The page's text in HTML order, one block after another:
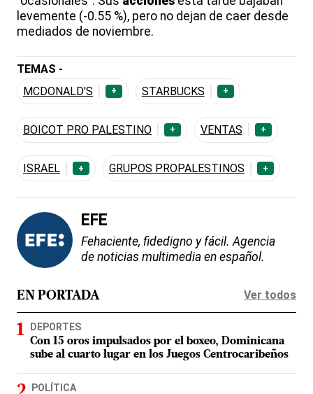
levemente (-0.55 %), pero no dejan de caer desde
mediados de noviembre.
TEMAS -
MCDONALD'S
+ STARBUCKS +
BOICOT PRO PALESTINO + VENTAS +
ISRAEL + GRUPOS PROPALESTINOS +
EFE
Fehaciente, fidedigno y fácil. Agencia
de noticias multimedia en español.
EN PORTADA Ver todos
DEPORTES
Con 15 oros impulsados por el boxeo, Dominicana
sube al cuarto lugar en los Juegos Centrocaribeños
POLÍTICA